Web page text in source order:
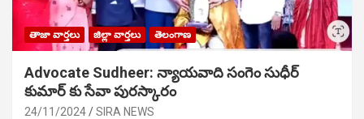
తాజా వార్తలు జిల్లా వార్తలు తెలంగాణ
Advocate Sudheer: న్యాయవాది సంగెం సుధీర్
కుమార్ కు సేవా పురస్కారం
24/11/2024 SIRA NEWS